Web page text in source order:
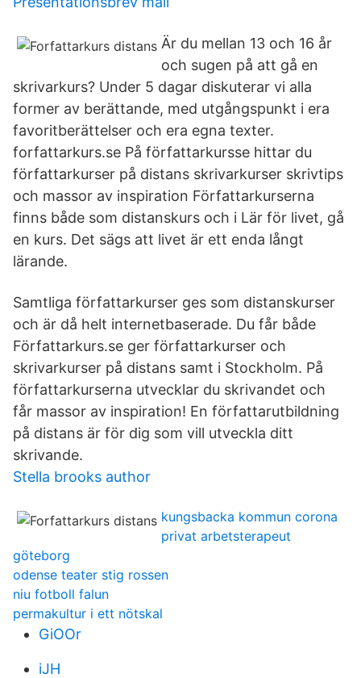
Är du mellan 13 och 16 år
och sugen på att gå en
skrivarkurs? Under 5 dagar diskuterar vi alla
former av berättande, med utgångspunkt i era
favoritberättelser och era egna texter.
forfattarkurs.se På författarkursse hittar du
författarkurser på distans skrivarkurser skrivtips
och massor av inspiration Författarkurserna
finns både som distanskurs och i Lär för livet, gå
en kurs. Det sägs att livet är ett enda långt
lärande.
Samtliga författarkurser ges som distanskurser
och är då helt internetbaserade. Du får både
Författarkurs.se ger författarkurser och
skrivarkurser på distans samt i Stockholm. På
författarkurserna utvecklar du skrivandet och
får massor av inspiration! En författarutbildning
på distans är för dig som vill utveckla ditt
skrivande.
Stella brooks author
kungsbacka kommun corona
privat arbetsterapeut
göteborg
odense teater stig rossen
niu fotboll falun
permakultur i ett nötskal
GiOOr
iJH